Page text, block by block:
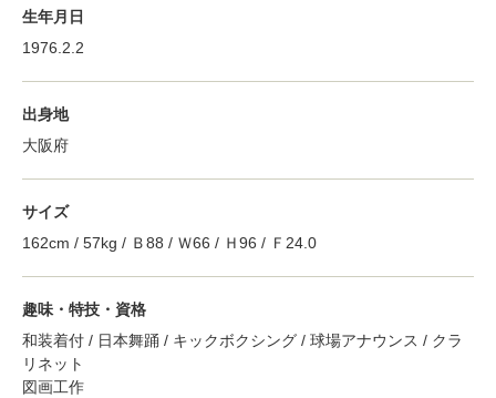
生年月日
1976.2.2
出身地
大阪府
サイズ
162cm / 57kg / Ｂ88 / Ｗ66 / Ｈ96 / Ｆ24.0
趣味・特技・資格
和装着付 / 日本舞踊 / キックボクシング / 球場アナウンス / クラ
リネット
図画工作